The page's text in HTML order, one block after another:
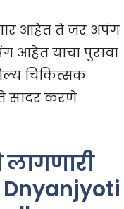
आहेत ते जर अपंग
आहेत याचा पुरावा
चिकित्सक
सादर करणे
लागणारी